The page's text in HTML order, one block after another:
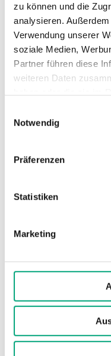
zu können und die
analysieren.
Verwendung unserer
soziale Medien,
Partner führen diese
weiteren Daten
Notwendig
Präferenzen
Statistiken
Marketing
Hublänge
Geschwindigkeit
Abmessungen,